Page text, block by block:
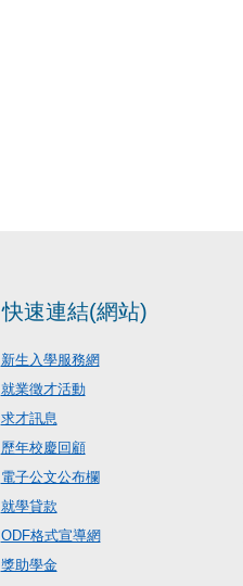
快速連結(網站)
新生入學服務網
就業徵才活動
求才訊息
歷年校慶回顧
電子公文公布欄
就學貸款
ODF格式宣導網
獎助學金